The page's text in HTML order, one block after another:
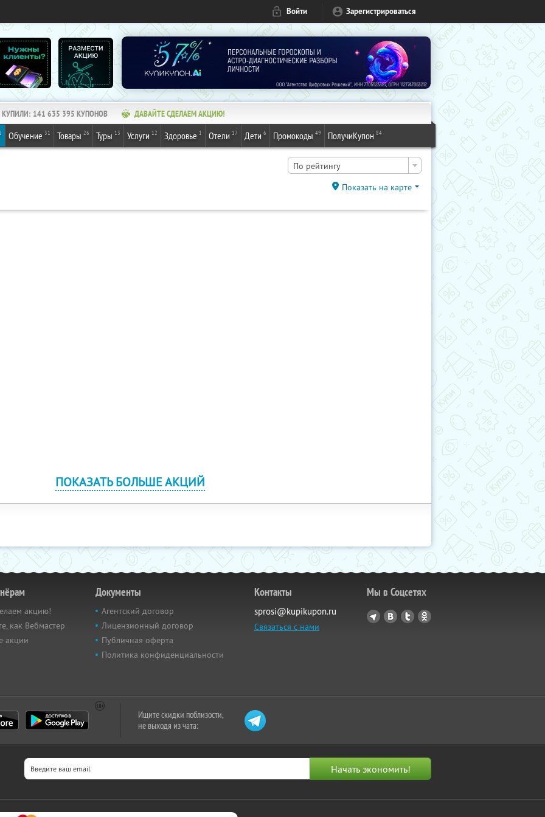
Войти Зарегистрироваться
КУПИЛИ: 141 635 397 КУПОНОВ ДАВАЙТЕ СДЕЛАЕМ АКЦИЮ!
Обучение 31 Товары 26 Туры 13 Услуги 12 Здоровье 1 Отели 17 Дети 6 Промокоды 49 ПолучиКупон 84
По рейтингу
Показать на карте
ПОКАЗАТЬ БОЛЬШЕ АКЦИЙ
акцию!
как Вебмастер
акции
Документы
Агентский договор
Лицензионный договор
Публичная оферта
Политика конфиденциальности
Контакты
sprosi@kupikupon.ru
Связаться с нами
Мы в Соцсетях
Ищите скидки поблизости,
не выходя из чата: